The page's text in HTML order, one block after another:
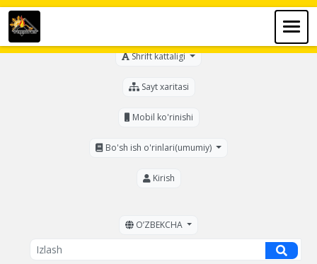
Shrift kattaligi
Sayt xaritasi
Mobil ko'rinishi
Bo'sh ish o'rinlari(umumiy)
Kirish
OʼZBEKCHA